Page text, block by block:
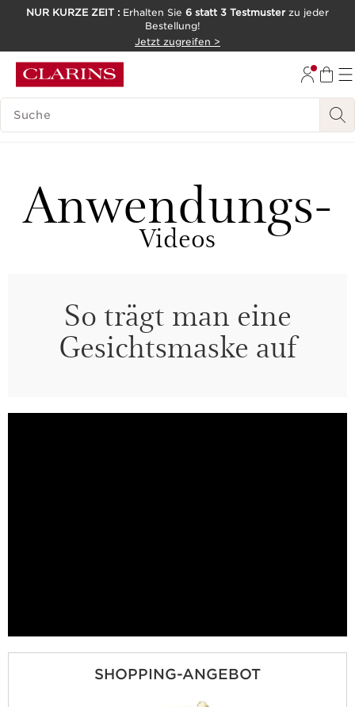
NUR KURZE ZEIT : Erhalten Sie 6 statt 3 Testmusterzu jeder
Bestellung!
Jetzt zugreifen >
LEGENDE SUCHEN
Anwendungs-
Videos
So trägt man eine
Gesichtsmaske auf
SHOPPING-ANGEBOT